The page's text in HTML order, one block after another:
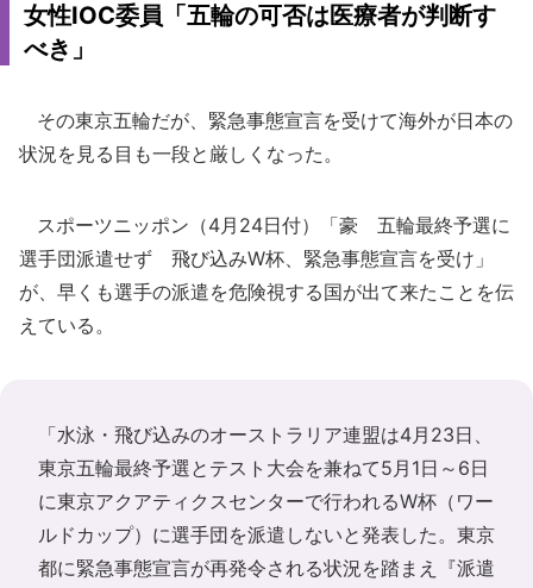
女性IOC委員「五輪の可否は医療者が判断す
べき」
その東京五輪だが、緊急事態宣言を受けて海外が日本の
状況を見る目も一段と厳しくなった。
スポーツニッポン（4月24日付）「豪 五輪最終予選に
選手団派遣せず 飛び込みW杯、緊急事態宣言を受け」
が、早くも選手の派遣を危険視する国が出て来たことを伝
えている。
「水泳・飛び込みのオーストラリア連盟は4月23日、
東京五輪最終予選とテスト大会を兼ねて5月1日～6日
に東京アクアティクスセンターで行われるW杯（ワー
ルドカップ）に選手団を派遣しないと発表した。東京
都に緊急事態宣言が再発令される状況を踏まえ『派遣